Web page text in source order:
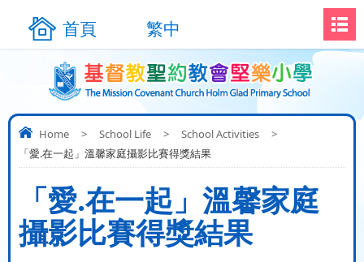
首頁 繁中
Home > School Life > School Activities
>
「愛.在一起」溫馨家庭攝影比賽得獎結果
「愛.在一起」溫馨家庭
攝影比賽得獎結果